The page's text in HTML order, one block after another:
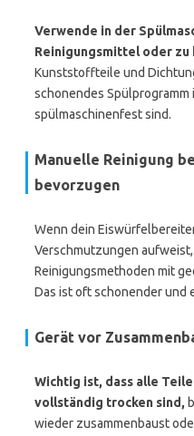
Verwende in der
Reinigungsmittel oder zu
Kunststoffteile und
schonendes
spülmaschinenfest sind.
Manuelle Reinigung
bevorzugen
Wenn dein
Verschmutzungen
Reinigungsmethoden mit
Das ist oft schonender und
Gerät vor
Wichtig ist, dass alle
vollständig trocken sind,
wieder zusammenbaust